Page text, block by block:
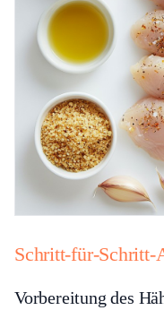
Schritt-für-Schritt-
Vorbereitung des